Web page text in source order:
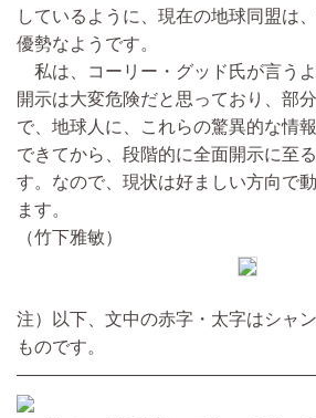
しているように、現在の地球同盟は
優勢なようです。
私は、コーリー・グッド氏が言う
開示は大変危険だと思っており、部
で、地球人に、これらの驚異的な情
できてから、段階的に全面開示に至
す。なので、現状は好ましい方向で
ます。
（竹下雅敏）
注）以下、文中の赤字・太字はシャ
ものです。